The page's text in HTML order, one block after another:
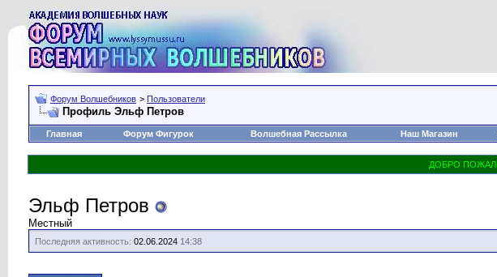
Форум Волшебников > Пользователи
Профиль Эльф Петров
Главная
Форум Фигурок Волшебная Рассылка Наш Магазин
Эльф Петров
Местный
Последняя активность: 02.06.2024 14:38